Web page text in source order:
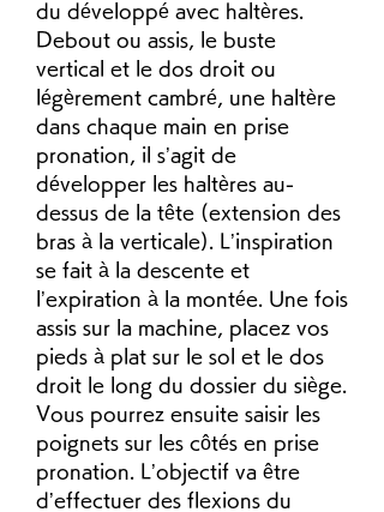
du développé avec haltères.
Debout ou assis, le buste
vertical et le dos droit ou
légèrement cambré, une haltère
dans chaque main en prise
pronation, il s’agit de
développer les haltères au-
dessus de la tête (extension des
bras à la verticale). L’inspiration
se fait à la descente et
l’expiration à la montée. Une fois
assis sur la machine, placez vos
pieds à plat sur le sol et le dos
droit le long du dossier du siège.
Vous pourrez ensuite saisir les
poignets sur les côtés en prise
pronation. L’objectif va être
d’effectuer des flexions du